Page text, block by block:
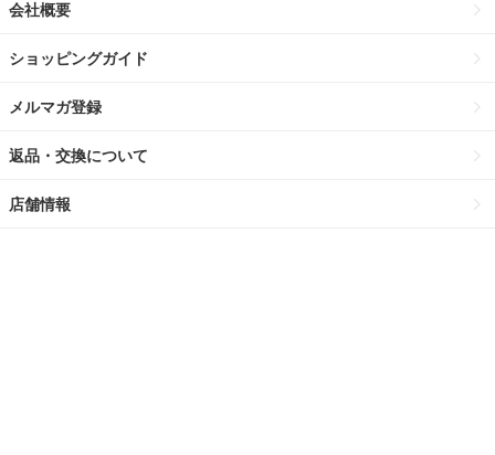
会社概要
ショッピングガイド
メルマガ登録
返品・交換について
店舗情報